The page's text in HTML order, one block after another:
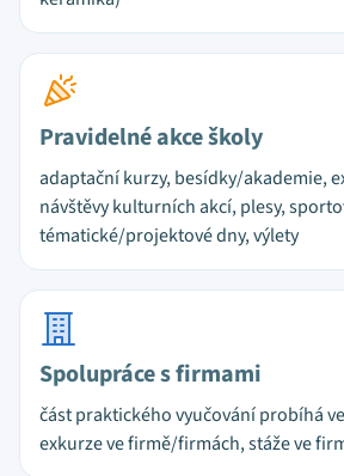
Pravidelné akce školy
adaptační kurzy, besídky/akademie,
návštěvy kulturních akcí, plesy,
tématické/projektové dny, výlety
Spolupráce s firmami
část praktického vyučování probíhá
exkurze ve firmě/firmách, stáže ve